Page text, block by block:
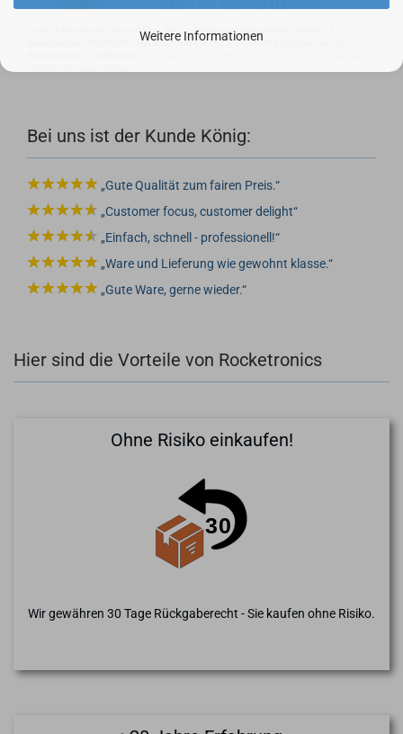
Weitere Informationen
Unser Unternehmen sammelt über den unabhängigen Dienstleister SHOPVOTE
Bewertungen. SHOPVOTE setzt automatische und manuelle Maßnahmen ein, um
Bei uns ist der Kunde König:
Gute Qualität zum fairen Preis.
Customer focus, customer delight
Einfach, schnell - professionell!
Ware und Lieferung wie gewohnt klasse.
Gute Ware, gerne wieder.
Hier sind die Vorteile von Rocketronics
Ohne Risiko einkaufen!
Wir gewähren 30 Tage Rückgaberecht - Sie kaufen ohne Risiko.